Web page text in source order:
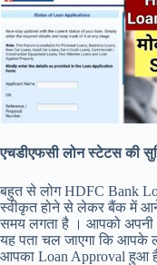
एचडीएफसी लोन स्टेटस की
बहुत से लोग HDFC Bank
स्वीकृत होने से लेकर बैंक में
समय लगता है । आपको अपनी
यह पता चल जाएगा कि आपके
आपका Loan Approval हुआ है